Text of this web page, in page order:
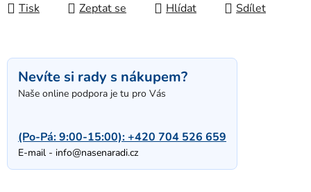
Tisk Zeptat se Hlídat Sdílet
Nevíte si rady s nákupem?
Naše online podpora je tu pro Vás
(Po-Pá: 9:00-15:00):+420 704 526 659
E-mail - info@nasenaradi.cz